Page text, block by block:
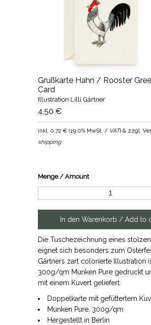
Grußkarte Hahn / Rooster
Card
Illustration Lilli Gärtner
4,50 €
inkl. 0,72 € (19.0% MwSt. / VAT) & zzgl.
shipping
Menge / Amount
Die Tuschezeichnung eines
eignet sich besonders zum
Gärtners zart colorierte Illustration
300g/qm Munken Pure gedruckt
mit einem Kuvert geliefert.
Doppelkarte mit gefüttertem
Munken Pure, 300g/qm
Hergestellt in Berlin